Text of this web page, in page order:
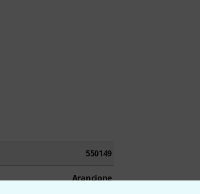
550149
Arancione